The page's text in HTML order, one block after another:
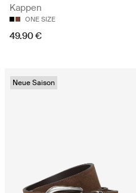
Kappen
ONE SIZE
49.90 €
Neue Saison